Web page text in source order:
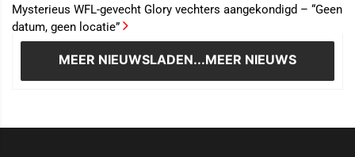
Mysterieus WFL-gevecht Glory vechters aangekondigd – “Geen
datum, geen locatie”
MEER NIEUWSLADEN...MEER NIEUWS